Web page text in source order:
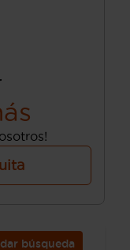
búsqueda